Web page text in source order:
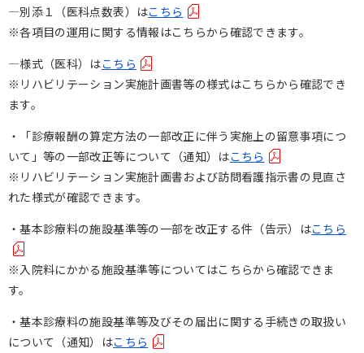
―別添１（医科点数表）はこちら
※各項目の運用に関する情報はこちらから確認できます。
―様式（医科）はこちら
※リハビリテーション実施計画書等の様式はこちらから確認でき
ます。
・「診療報酬の算定方法の一部改正に伴う実施上の留意事項につ
いて」等の一部改正等について（通知）はこちら
※リハビリテーション実施計画書および訪問看護指示書の見直さ
れた様式が確認できます。
・基本診療料の施設基準等の一部を改正する件（告示）はこちら
※入院料にかかる施設基準等についてはこちらから確認できま
す。
・基本診療料の施設基準等及びその届出に関する手続きの取扱い
について（通知）はこちら